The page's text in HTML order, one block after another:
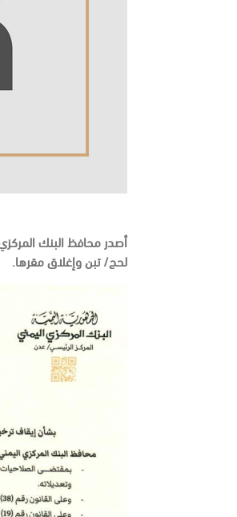
لحج/ تبن وإغلاق مقرها.